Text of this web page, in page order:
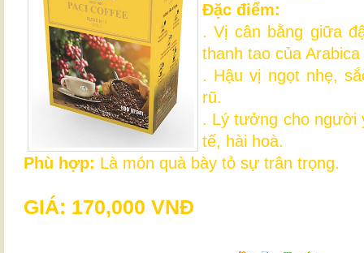
Đặc điểm:
. Vị cân bằng giữa
thanh tao của
. Hậu vị ngọt nhẹ,
rũ.
. Lý tưởng cho người
tế, hài hoà.
Phù hợp: Là món quà bày tỏ sự trân trọng.
GIÁ: 170,000 VNĐ